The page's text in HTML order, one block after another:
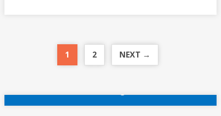
1 2 NEXT →
Outros hotéis em Paris